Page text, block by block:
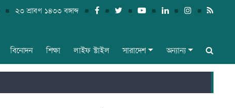
২৩ শ্রাবণ ১৪৩৩ বঙ্গাব্দ
বিনোদন শিক্ষা লাইফ স্টাইল সারাদেশ অন্যান্য